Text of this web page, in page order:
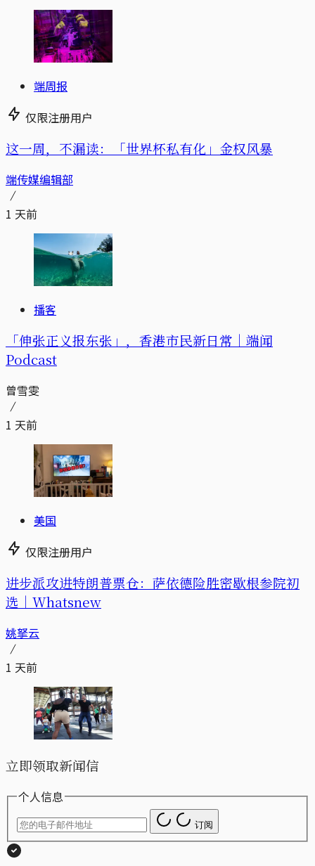
端周报
仅限注册用户
这一周，不漏读：「世界杯私有化」金权风暴
端传媒编辑部
1 天前
播客
「伸张正义报东张」，香港市民新日常｜端闻
Podcast
曾雪雯
1 天前
美国
仅限注册用户
进步派攻进特朗普票仓：萨依德险胜密歇根参院初
选｜Whatsnew
姚拏云
1 天前
立即领取新闻信
个人信息
订阅